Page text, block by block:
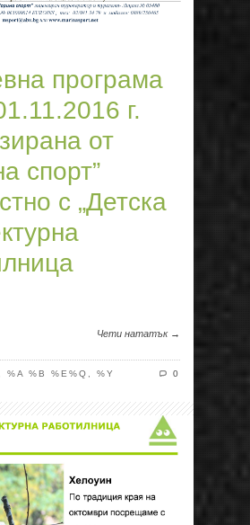
програма
г.
от
спорт”
с „Детска
Чети нататък →
%A %B %E%Q, %Y 0